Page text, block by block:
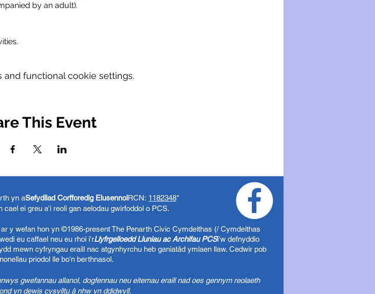
by an adult).
functional cookie settings.
This Event
yn aSefydliad Corfforedig ElusennolRCN: 1182348*
ei greu a'i reoli gan aelodau gwirfoddol o PCS.
y wefan hon yn ©1986-present The Penarth Civic Cymdeithas (/ Cymdeithas
eu caffael neu eu rhoi i'rLlyfrgelloedd Lluniau ac Archifau PCSi'w defnyddio
mewn cyfryngau eraill nac atgynhyrchu heb ganiatâd ymlaen llaw. Cedwir pob
priodol lle bo'n berthnasol.
gwefannau allanol, dogfennau neu eitemau eraill nad oes gennym reolaeth
yn dewis cysylltu â nhw yn ddidwyll.